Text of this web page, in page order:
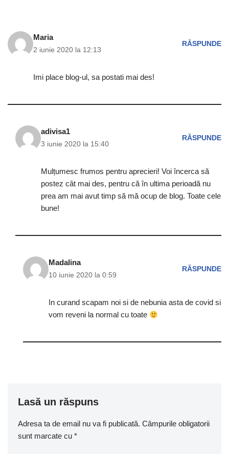
Maria
2 iunie 2020 la 12:13
RĂSPUNDE
Imi place blog-ul, sa postati mai des!
adivisa1
3 iunie 2020 la 15:40
RĂSPUNDE
Mulțumesc frumos pentru aprecieri! Voi încerca să
postez cât mai des, pentru că în ultima perioadă nu
prea am mai avut timp să mă ocup de blog. Toate cele
bune!
Madalina
10 iunie 2020 la 0:59
RĂSPUNDE
In curand scapam noi si de nebunia asta de covid si
vom reveni la normal cu toate
Lasă un răspuns
Adresa ta de email nu va fi publicată. Câmpurile obligatorii
sunt marcate cu *